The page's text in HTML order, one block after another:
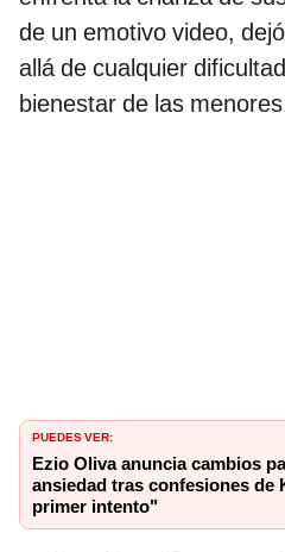
de un emotivo video,
allá de cualquier
bienestar de las
PUEDES VER:
Ezio Oliva anuncia cambios
ansiedad tras confesiones de
primer intento"